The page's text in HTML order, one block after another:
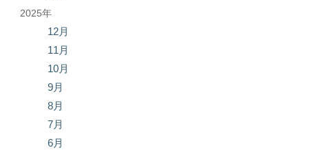
2025年
12月
11月
10月
9月
8月
7月
6月